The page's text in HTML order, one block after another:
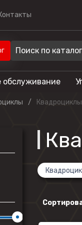
Скутеры
Лодочные
Эндуро
Кроссовые
мотоциклы
обслуживание
Квадроциклы